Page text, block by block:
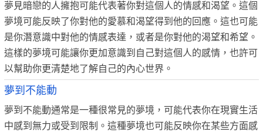
夢見暗戀的人擁抱可能代表著你對這個人的情感和渴望。這個
夢境可能反映了你對他的愛慕和渴望得到他的回應。這也可能
是你潛意識中對他的情感表達，或者是你對他的渴望和希望。
這樣的夢境可能讓你更加意識到自己對這個人的感情，也許可
以幫助你更清楚地了解自己的內心世界。
夢到不能動
夢到不能動通常是一種很常見的夢境，可能代表你在現實生活
中感到無力或受到限制。這種夢境也可能反映你在某些方面感